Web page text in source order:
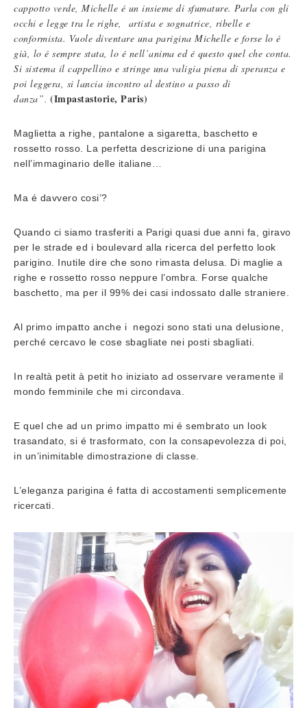
cappotto verde, Michelle é un insieme di sfumature. Parla con gli
occhi e legge tra le righe, artista e sognatrice, ribelle e
conformista. Vuole diventare una parigina Michelle e forse lo é
già, lo é sempre stata, lo é nell’anima ed é questo quel che conta.
Si sistema il cappellino e stringe una valigia piena di speranza e
poi leggera, si lancia incontro al destino a passo di
danza” (Impastastorie, Paris)
Maglietta a righe, pantalone a sigaretta, baschetto e
rossetto rosso. La perfetta descrizione di una parigina
nell’immaginario delle italiane…
Ma é davvero cosi’?
Quando ci siamo trasferiti a Parigi quasi due anni fa, giravo
per le strade ed i boulevard alla ricerca del perfetto look
parigino. Inutile dire che sono rimasta delusa. Di maglie a
righe e rossetto rosso neppure l’ombra. Forse qualche
baschetto, ma per il 99% dei casi indossato dalle straniere.
Al primo impatto anche i negozi sono stati una delusione,
perché cercavo le cose sbagliate nei posti sbagliati.
In realtà petit à petit ho iniziato ad osservare veramente il
mondo femminile che mi circondava.
E quel che ad un primo impatto mi é sembrato un look
trasandato, si é trasformato, con la consapevolezza di poi,
in un’inimitable dimostrazione di classe.
L’eleganza parigina é fatta di accostamenti semplicemente
ricercati.